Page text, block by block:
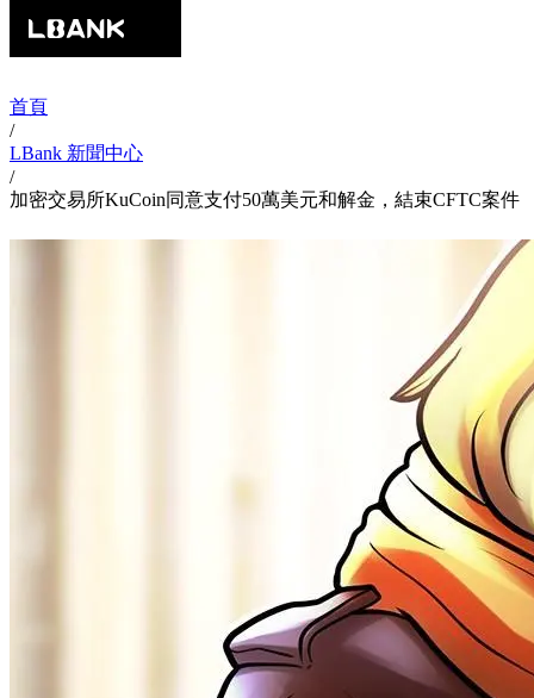
首頁
/
LBank 新聞中心
/
加密交易所KuCoin同意支付50萬美元和解金，結束CFTC案件